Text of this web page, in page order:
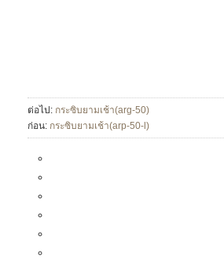
ต่อไป: กระซิบยามเช้า(arg-50)
ก่อน: กระซิบยามเช้า(arp-50-l)